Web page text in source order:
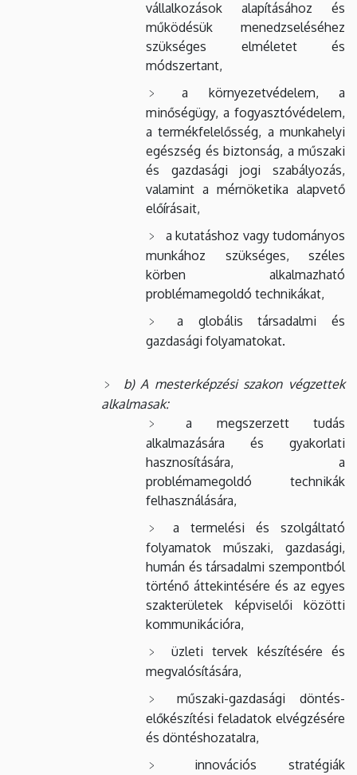
vállalkozások alapításához és
működésük menedzseléséhez
szükséges elméletet és
módszertant,
a környezetvédelem, a
minőségügy, a fogyasztóvédelem,
a termékfelelősség, a munkahelyi
egészség és biztonság, a műszaki
és gazdasági jogi szabályozás,
valamint a mérnöketika alapvető
előírásait,
a kutatáshoz vagy tudományos
munkához szükséges, széles
körben alkalmazható
problémamegoldó technikákat,
a globális társadalmi és
gazdasági folyamatokat.
b) A mesterképzési szakon végzettek
alkalmasak:
a megszerzett tudás
alkalmazására és gyakorlati
hasznosítására, a
problémamegoldó technikák
felhasználására,
a termelési és szolgáltató
folyamatok műszaki, gazdasági,
humán és társadalmi szempontból
történő áttekintésére és az egyes
szakterületek képviselői közötti
kommunikációra,
üzleti tervek készítésére és
megvalósítására,
műszaki-gazdasági döntés-
előkészítési feladatok elvégzésére
és döntéshozatalra,
innovációs stratégiák